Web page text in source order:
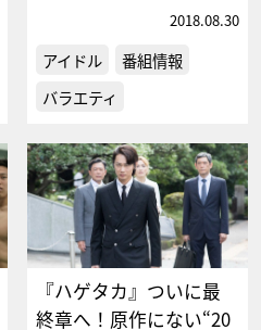
2018.08.30
アイドル
番組情報
バラエティ
『ハゲタカ』ついに最
終章へ！原作にない“20